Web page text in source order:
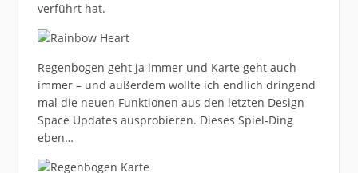
verführt hat.
Regenbogen geht ja immer und Karte geht auch
immer – und außerdem wollte ich endlich dringend
mal die neuen Funktionen aus den letzten Design
Space Updates ausprobieren. Dieses Spiel-Ding
eben…